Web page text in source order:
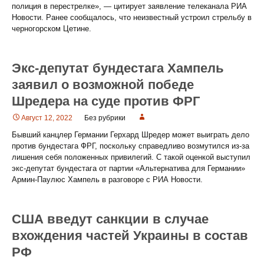
полиция в перестрелке», — цитирует заявление телеканала РИА
Новости. Ранее сообщалось, что неизвестный устроил стрельбу в
черногорском Цетине.
Экс-депутат бундестага Хампель
заявил о возможной победе
Шредера на суде против ФРГ
Август 12, 2022 Без рубрики
Бывший канцлер Германии Герхард Шредер может выиграть дело
против бундестага ФРГ, поскольку справедливо возмутился из-за
лишения себя положенных привилегий. С такой оценкой выступил
экс-депутат бундестага от партии «Альтернатива для Германии»
Армин-Паулюс Хампель в разговоре с РИА Новости.
США введут санкции в случае
вхождения частей Украины в состав
РФ